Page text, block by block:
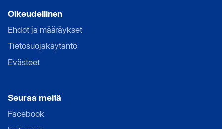
Oikeudellinen
Ehdot ja määräykset
Tietosuojakäytäntö
Evästeet
Seuraa meitä
Facebook